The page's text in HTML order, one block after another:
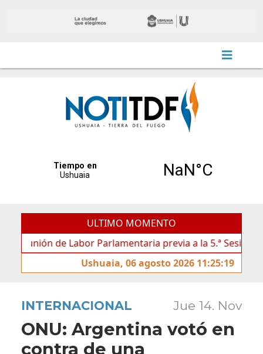
ULTIMO MOMENTO
de Labor Parlamentaria previa a la 5.ª Sesión
Ushuaia, 06 agosto 2026 11:25:19
INTERNACIONAL Jue 14. Nov
ONU: Argentina votó en
contra de una